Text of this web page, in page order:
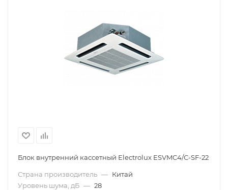
Блок внутренний кассетный Electrolux ESVMC4/С-SF-22
Страна производитель — Китай
Уровень шума, дБ — 28